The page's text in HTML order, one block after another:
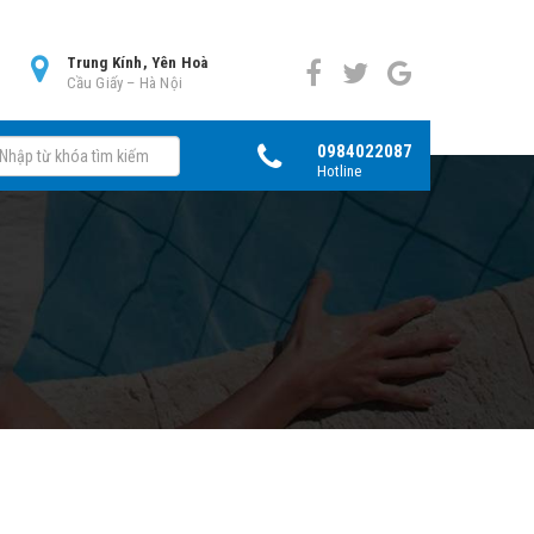
Trung Kính, Yên Hoà
Cầu Giấy – Hà Nội
0984022087
Hotline